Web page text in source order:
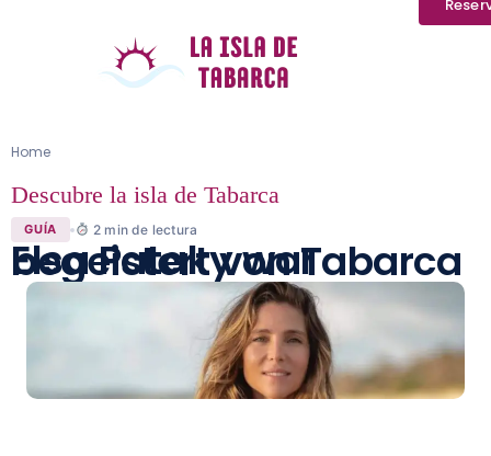
Home
Descubre la isla de Tabarca
GUÍA 2 min de lectura
Elsa Pataky war begeistert von Tabarca